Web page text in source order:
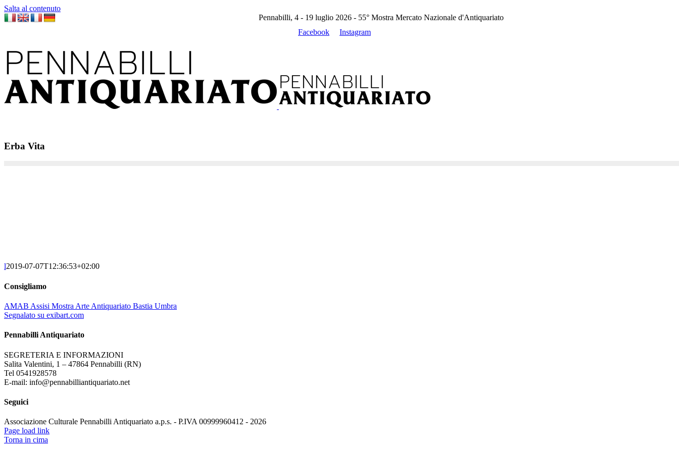
Salta al contenuto
Pennabilli, 4 - 19 luglio 2026 - 55° Mostra Mercato Nazionale d'Antiquariato
Facebook
Instagram
Erba Vita
l2019-07-07T12:36:53+02:00
Consigliamo
AMAB Assisi Mostra Arte Antiquariato Bastia Umbra
Segnalato su exibart.com
Pennabilli Antiquariato
SEGRETERIA E INFORMAZIONI
Salita Valentini, 1 – 47864 Pennabilli (RN)
Tel 0541928578
E-mail: info@pennabilliantiquariato.net
Seguici
Associazione Culturale Pennabilli Antiquariato a.p.s. - P.IVA 00999960412 - 2026
Page load link
Torna in cima